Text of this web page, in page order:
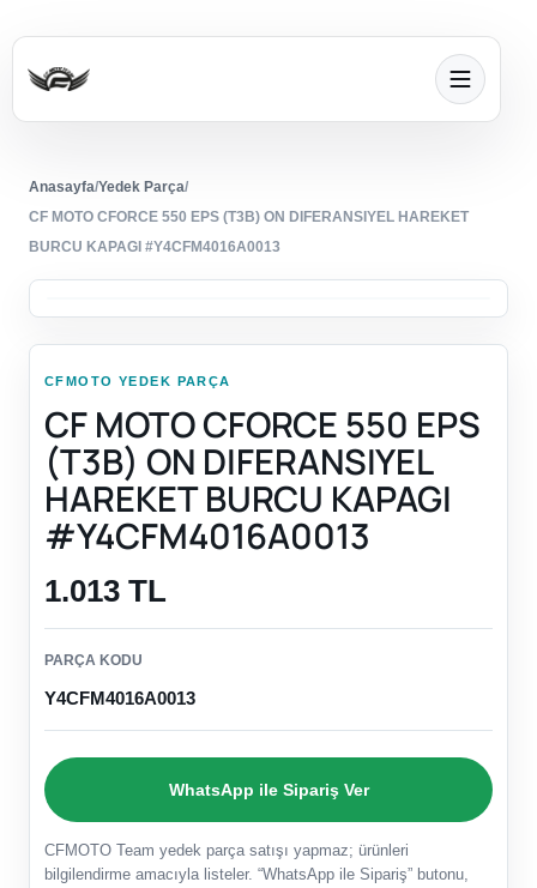
Anasayfa/Yedek Parça/
CF MOTO CFORCE 550 EPS (T3B) ON DIFERANSIYEL HAREKET
BURCU KAPAGI #Y4CFM4016A0013
CFMOTO YEDEK PARÇA
CF MOTO CFORCE 550 EPS
(T3B) ON DIFERANSIYEL
HAREKET BURCU KAPAGI
#Y4CFM4016A0013
1.013 TL
PARÇA KODU
Y4CFM4016A0013
WhatsApp ile Sipariş Ver
CFMOTO Team yedek parça satışı yapmaz; ürünleri
bilgilendirme amacıyla listeler. “WhatsApp ile Sipariş” butonu,